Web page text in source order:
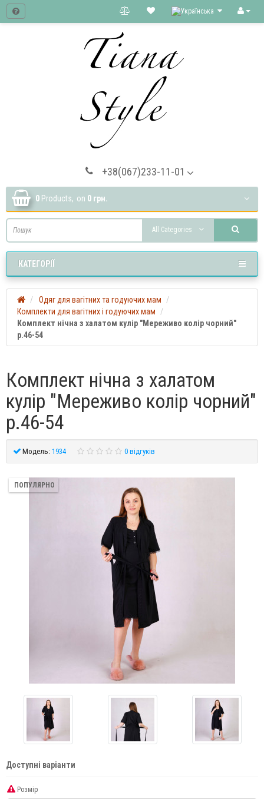
+38(067)233-11-01
0 Products, on 0 грн.
All Categories
КАТЕГОРІЇ
Одяг для вагітних та годуючих мам
Комплекти для вагітних і годуючих мам
Комплект нічна з халатом кулір "Мереживо колір чорний"
р.46-54
Комплект нічна з халатом
кулір "Мереживо колір чорний"
р.46-54
Модель: 1934 0 відгуків
ПОПУЛЯРНО
Доступні варіанти
Розмір